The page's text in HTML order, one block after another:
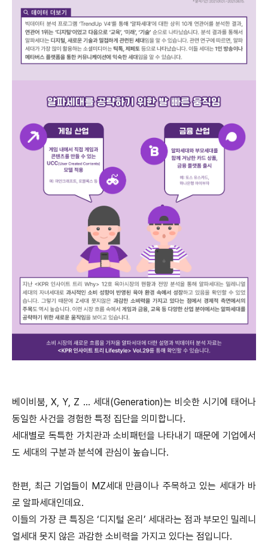
베이비붐, X, Y, Z … 세대(Generation)는 비슷한 시기에 태어나
동일한 사건을 경험한 특정 집단을 의미합니다.
세대별로 독특한 가치관과 소비패턴을 나타내기 때문에 기업에서
도 세대의 구분과 분석에 관심이 높습니다.
한편, 최근 기업들이 MZ세대 만큼이나 주목하고 있는 세대가 바
로 알파세대인데요.
이들의 가장 큰 특징은 ‘디지털 온리’ 세대라는 점과 부모인 밀레니
얼세대 못지 않은 과감한 소비력을 가지고 있다는 점입니다.